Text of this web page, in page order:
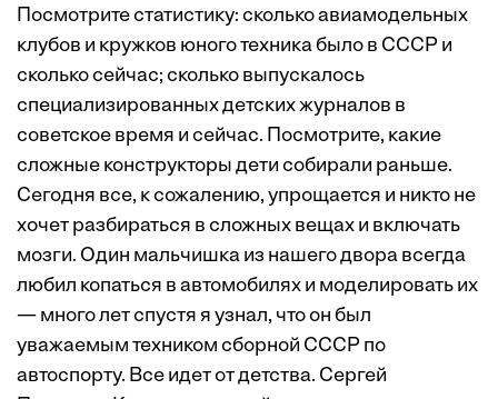
Посмотрите статистику: сколько авиамодельных
клубов и кружков юного техника было в СССР и
сколько сейчас; сколько выпускалось
специализированных детских журналов в
советское время и сейчас. Посмотрите, какие
сложные конструкторы дети собирали раньше.
Сегодня все, к сожалению, упрощается и никто не
хочет разбираться в сложных вещах и включать
мозги. Один мальчишка из нашего двора всегда
любил копаться в автомобилях и моделировать их
— много лет спустя я узнал, что он был
уважаемым техником сборной СССР по
автоспорту. Все идет от детства. Сергей